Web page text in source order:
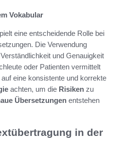
Vokabular
eine entscheidende Rolle bei
Die Verwendung
und Genauigkeit
oder Patienten vermittelt
eine konsistente und korrekte
achten, um die Risiken zu
Übersetzungen entstehen
in der